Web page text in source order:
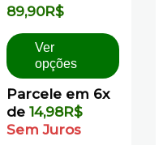
Avaliação
0
5
89,90R$
Ver
opções
Parcele em 6x
de14,98R$
Sem Juros